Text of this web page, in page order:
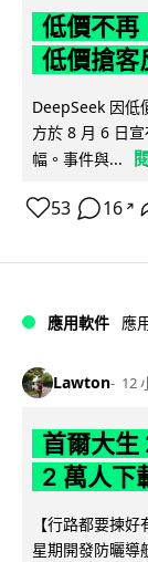
低價不再
低價搶客
DeepSeek 因低
方於 8 月 6 日
幅。事件與...
53 16 ↗
應用軟件 應
Lawton 12
首爾大生
2 萬人下
【行路都要揀
星期開發防曬導